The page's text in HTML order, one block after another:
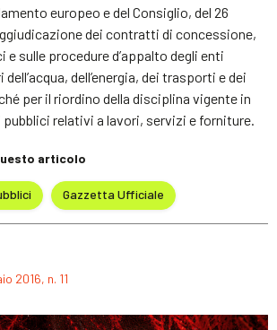
europeo e del Consiglio, del 26
dei contratti di concessione,
e sulle procedure d’appalto degli enti
dell’energia, dei trasporti e dei
per il riordino della disciplina vigente in
relativi a lavori, servizi e forniture.
articolo
Gazzetta Ufficiale
2016, n. 11